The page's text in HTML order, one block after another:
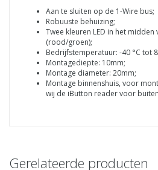
Aan te sluiten op de 1-Wire bus;
Robuuste behuizing;
Twee kleuren LED in het
(rood/groen);
Bedrijfstemperatuur: -40 °C tot
Montagediepte: 10mm;
Montage diameter: 20mm;
Montage binnenshuis, voor
wij de iButton reader voor
Gerelateerde producten